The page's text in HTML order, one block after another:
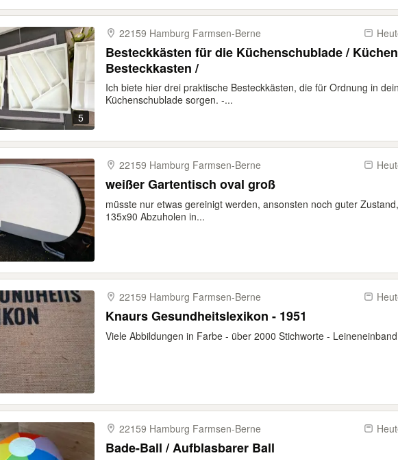
5
22159 Hamburg Farmsen-​Berne
Besteckkästen für die Küchenschublade / Küchen
Besteckkasten /
Ich biete hier drei praktische Besteckkästen, die für Ordnung in
Küchenschublade sorgen. -...
22159 Hamburg Farmsen-​Berne
weißer Gartentisch oval groß
müsste nur etwas gereinigt werden, ansonsten noch guter
135x90 Abzuholen in...
22159 Hamburg Farmsen-​Berne
Knaurs Gesundheitslexikon - 1951
Viele Abbildungen in Farbe - über 2000 Stichworte - Leineneinband
22159 Hamburg Farmsen-​Berne
Bade-Ball / Aufblasbarer Ball